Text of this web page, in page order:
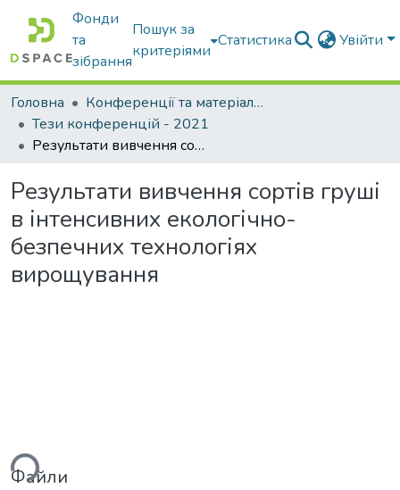
Фонди
та
зібрання
Пошук за
критеріями
Статистика Увійти
Головна
Конференції та матеріали конференцій
Тези конференцій - 2021
Результати вивчення сортів груші в інтенсивних екологічно-безпечних технологіях вирощування
Результати вивчення сортів груші
в інтенсивних екологічно-
безпечних технологіях
вирощування
Файли